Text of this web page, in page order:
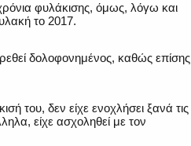
χρόνια φυλάκισης, όμως, λόγω και
το 2017.
δολοφονημένος, καθώς επίσης
του, δεν είχε ενοχλήσει ξανά τις
είχε ασχοληθεί με τον